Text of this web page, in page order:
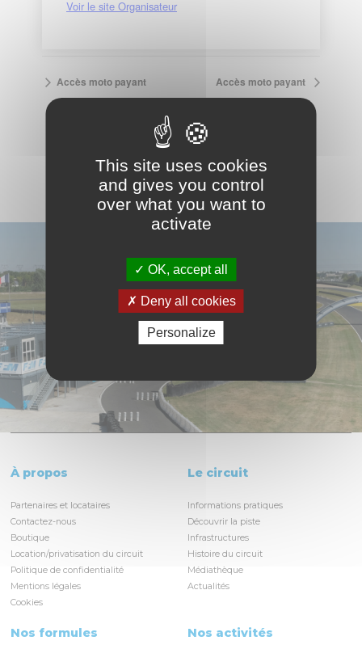
Voir le site Organisateur
Accès moto payant Accès moto payant
VOIR LE CALENDRIER COMPLET
À propos
Partenaires et locataires
Contactez-nous
Boutique
Location/privatisation du circuit
Politique de confidentialité
Mentions légales
Cookies
Le circuit
Informations pratiques
Découvrir la piste
Infrastructures
Histoire du circuit
Médiathèque
Actualités
Nos formules Nos activités
This site uses cookies
and gives you control
over what you want to
activate
OK, accept all
Deny all cookies
Personalize